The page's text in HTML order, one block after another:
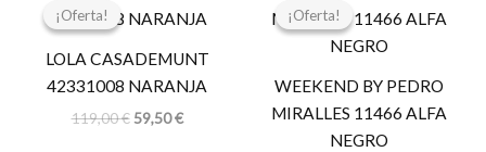
¡Oferta!
¡Oferta!
LOLA CASADEMUNT
42331008 NARANJA
119,00€
original
119,00 €.
59,50€
actual
59,50 €.
¡Oferta!
¡Oferta!
WEEKEND BY PEDRO
MIRALLES 11466 ALFA
NEGRO
original
era:
actual